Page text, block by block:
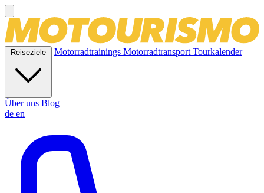
Reiseziele Motorradtrainings MotorradtransportTourkalender
Über uns Blog
de en